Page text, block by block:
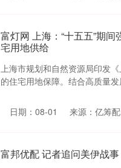
富灯网 上海：“十五五”期
宅用地供给
上海市规划和自然资源局印发
的住宅用地保障。结合高质量
日期：08-01 来源：亿筹
富邦优配 记者追问美伊战